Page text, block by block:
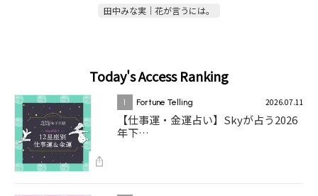
田中みな実｜花が言うには。
Today's Access Ranking
1 Fortune Telling 2026.07.11
【仕事運・金運占い】Skyが占う2026
年下…